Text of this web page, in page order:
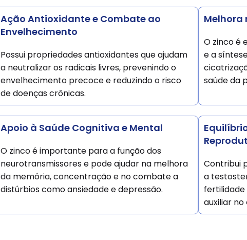
Ação Antioxidante e Combate ao
Envelhecimento
Possui propriedades antioxidantes que ajudam
a neutralizar os radicais livres, prevenindo o
envelhecimento precoce e reduzindo o risco
de doenças crônicas.
Melhora
O zinco é
e a
saúde da
Apoio à Saúde Cognitiva e Mental
O zinco é importante para a função dos
neurotransmissores e pode ajudar na melhora
da memória, concentração e no combate a
distúrbios como ansiedade e depressão.
Contribui
a
fertilidade
auxiliar